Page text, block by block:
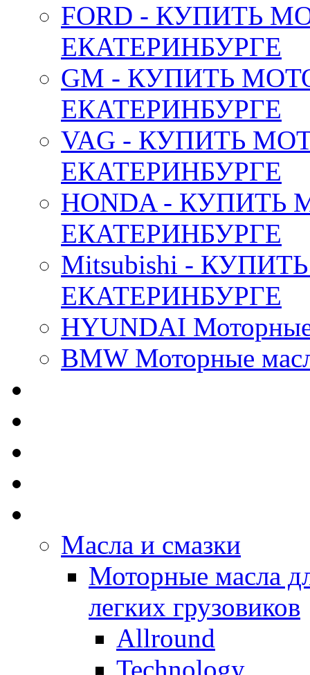
FORD - КУПИТЬ
ЕКАТЕРИНБУРГЕ
GM - КУПИТЬ
ЕКАТЕРИНБУРГЕ
VAG - КУПИТЬ
ЕКАТЕРИНБУРГЕ
HONDA -
ЕКАТЕРИНБУРГЕ
Mitsubishi -
ЕКАТЕРИНБУРГЕ
HYUNDAI
BMW Моторные
Масла и смазки
Моторные масла
легких грузовиков
Allround